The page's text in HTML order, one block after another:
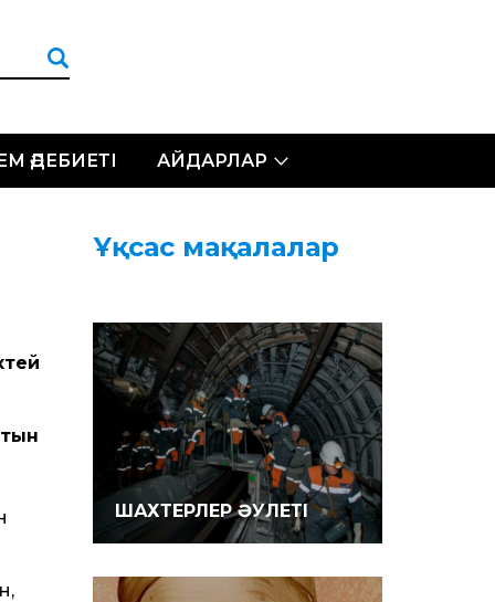
ӘДЕБИЕТІ АЙДАРЛАР
Ұқсас мақалалар
ШАХТЕРЛЕР ӘУЛЕТІ